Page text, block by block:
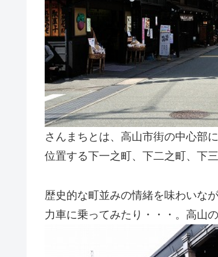
さんまちとは、高山市街の中心部
位置する下一之町、下二之町、下
歴史的な町並みの情緒を味わいな
力車に乗ってみたり・・・。高山